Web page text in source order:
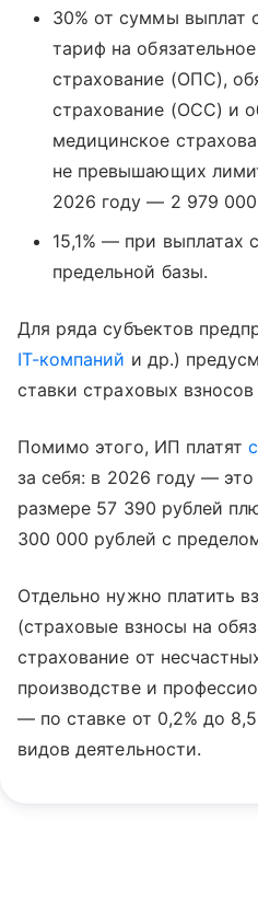
30% от суммы выплат
тариф на
страхование (ОПС),
страхование (ОСС) и
медицинское
не превышающих
2026 году — 2 979
15,1% — при выплатах
предельной базы.
Для ряда субъектов
IT-компаний и др.)
ставки страховых
Помимо этого, ИП платят
за себя: в 2026 году —
размере 57 390 рублей
300 000 рублей с
Отдельно нужно платить
(страховые взносы на
страхование от
производстве и
— по ставке от 0,2% до
видов деятельности.